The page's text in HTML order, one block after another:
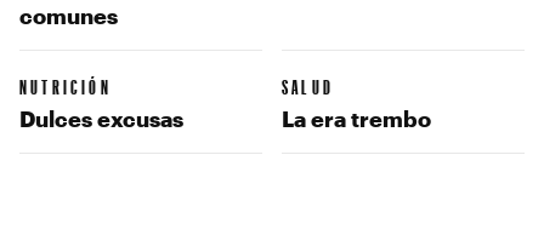
comunes
NUTRICIÓN
Dulces excusas
SALUD
La era trembo